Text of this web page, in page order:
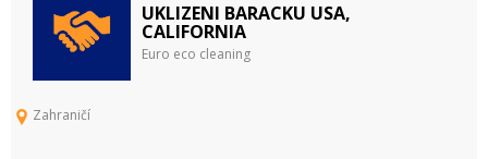
UKLIZENI BARACKU USA,
CALIFORNIA
Euro eco cleaning
Zahraničí